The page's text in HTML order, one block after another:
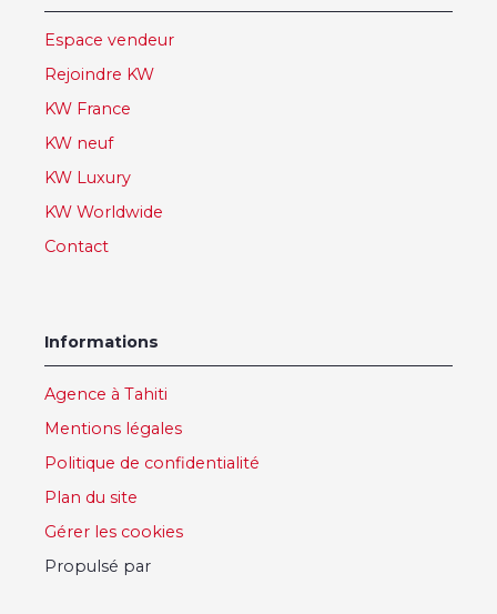
Espace vendeur
Rejoindre KW
KW France
KW neuf
KW Luxury
KW Worldwide
Contact
Informations
Agence à Tahiti
Mentions légales
Politique de confidentialité
Plan du site
Gérer les cookies
Propulsé par